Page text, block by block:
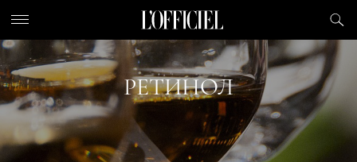
РЕТИНОЛ